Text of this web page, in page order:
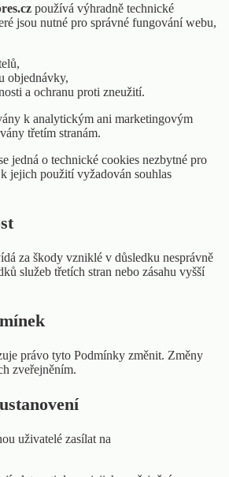
používá výhradně technické
jsou nutné pro správné fungování webu,
objednávky,
a ochranu proti zneužití.
k analytickým ani marketingovým
třetím stranám.
jedná o technické cookies nezbytné pro
jejich použití vyžadován souhlas
za škody vzniklé v důsledku nesprávně
služeb třetích stran nebo zásahu vyšší
právo tyto Podmínky změnit. Změny
zveřejněním.
uživatelé zasílat na